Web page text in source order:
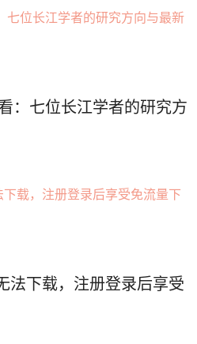
：七位长江学者的研究方
法下载，注册登录后享受